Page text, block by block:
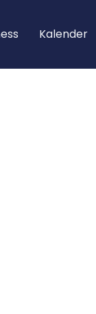
Kalen­der